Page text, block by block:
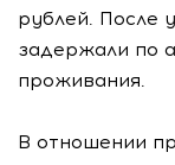
рублей. После
задержали по
проживания.
В отношении